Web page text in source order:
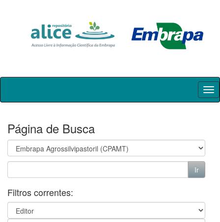
Skip
Página de Busca
Filtros correntes: